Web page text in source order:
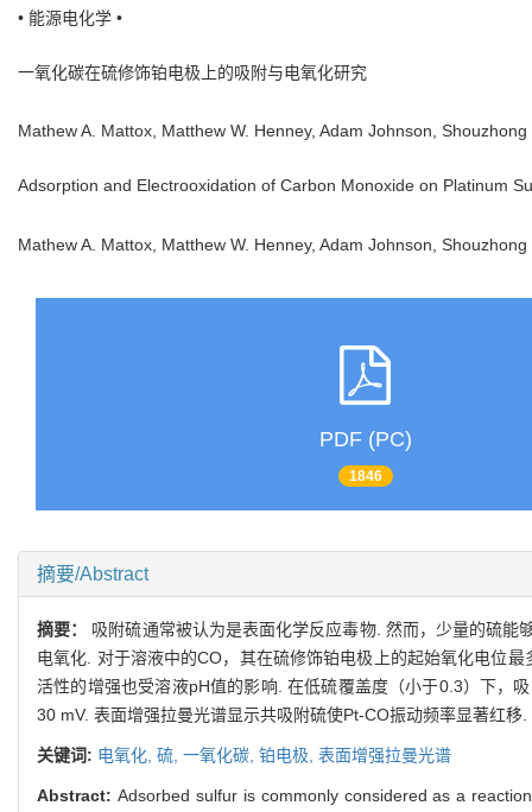
• 能源电化学 •
一氧化碳在硫修饰铂电极上的吸附与电氧化研究
Mathew A. Mattox, Matthew W. Henney, Adam Johnson,
Adsorption and Electrooxidation of Carbon Monoxide on Platinum
Mathew A. Mattox, Matthew W. Henney, Adam Johnson,
PDF (PC)
1846
摘要/Abstract
摘要： 吸附硫通常被认为是表面化学反应毒物. 然而，少量的硫
电氧化. 对于溶液中的CO，其在硫修饰铂电极上的起始氧化电位
活性的增强也受溶液pH值的影响. 在低硫覆盖度（小于0.3）下，
30 mV. 表面增强拉曼光谱显示共吸附硫使Pt-CO振动频率显著红
关键词: 电氧化, 硫, 一氧化碳, 铂电极, 表面增强拉曼光谱
Abstract: Adsorbed sulfur is commonly considered as a